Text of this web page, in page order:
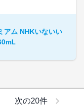
アム NHKいないい
次の20件